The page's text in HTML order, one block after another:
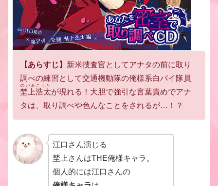
【あらすじ】 新米捜査官としてアナタの前に取り
調べの練習として交通機動隊の俺様系白バイ隊員
埜上浩太
のがみこうた
が現れる！ 大胆で強引な言葉責めでアナ
タは、 取り調べや色んなことをされるが…！？
江口さん演じる
埜上さんはTHE俺様キャラ。
個人的には江口さんの